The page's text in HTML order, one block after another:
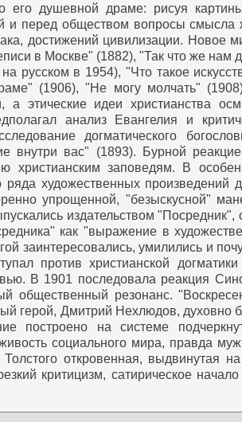
его душевной драме: рисуя
и перед обществом вопросы
достижений цивилизации. Новое
в Москве" (1882), "Так что же нам
русском в 1954), "Что такое
(1906), "Не могу молчать"
а этические идеи христианства
анализ Евангелия и
догматического
внутри вас" (1893). Бурной
христианским заповедям. В
художественных произведений
упрощенной, "безыскусной"
издательством "Посредник",
как "выражение в
заинтересовались, умилились и
против христианской догматики
В 1901 последовала реакция
общественный резонанс.
герой, Дмитрий Нехлюдов, духовно
построено на системе
социального мира, правда
откровенная, выдвинутая
критицизм, сатирическое